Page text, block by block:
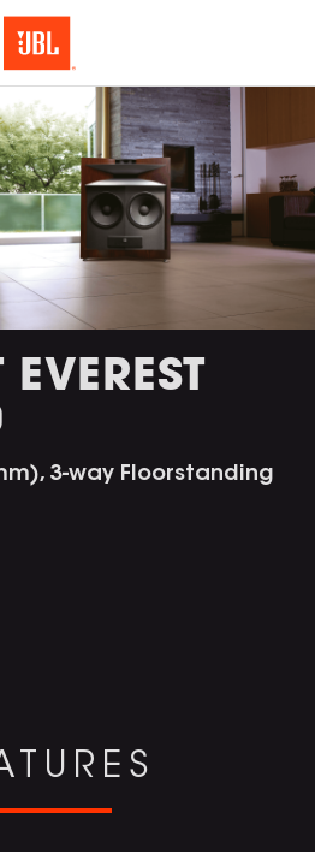
3-way Floorstanding